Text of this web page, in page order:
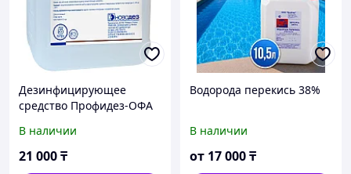
Дезинфицирующее
средство Профидез-ОФА
В наличии
21 000₸
Водорода перекись 38%
В наличии
от 17 000₸